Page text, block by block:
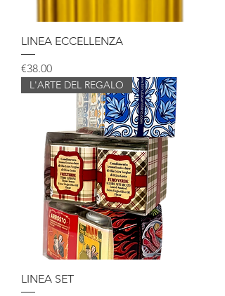
LINEA ECCELLENZA
Price
€38.00
L'ARTE DEL REGALO
LINEA SET